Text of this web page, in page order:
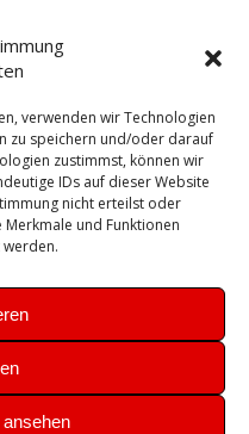
verwenden wir Technologien
zu speichern und/oder darauf
zustimmst, können wir
IDs auf dieser Website
nicht erteilst oder
und Funktionen
Fritzbox
Server Sicherheit
SSL Ubuntu
VCenter VCSA Veeam
Windows